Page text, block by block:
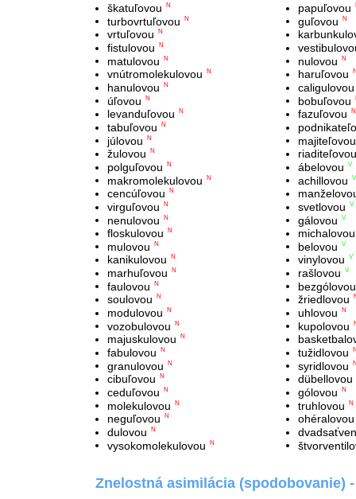
škatuľovou N
turbovrtuľovou N
vrtuľovou N
fistulovou N
matulovou N
vnútromolekulovou N
hanulovou N
úľovou N
levanduľovou N
tabuľovou N
júlovou N
žulovou N
polguľovou N
makromolekulovou N
cencúľovou N
virguľovou N
nenulovou N
floskulovou N
mulovou N
kanikulovou N
marhuľovou N
faulovou N
soulovou N
modulovou N
vozobulovou N
majuskulovou N
fabulovou N
granulovou N
cibuľovou N
ceduľovou N
molekulovou N
neguľovou N
dulovou N
vysokomolekulovou N
papuľovou
guľovou N
nulovou
N
haruľovou
caligulovou
bobuľovou
fazuľovou N
majiteľovou
riaditeľovou
ábelovou
V
achillovou V
svetlovou
V
gálovou V
michalovou
belovou
V
vinylovou V
rašlovou V
bezgólovou
žriedlovou
uhlovou N
kupolovou
tužidlovou
syridlovou
dübellovou
gólovou
N
truhlovou N
ohéralovou
Znelostná asimilácia (spodobovanie)